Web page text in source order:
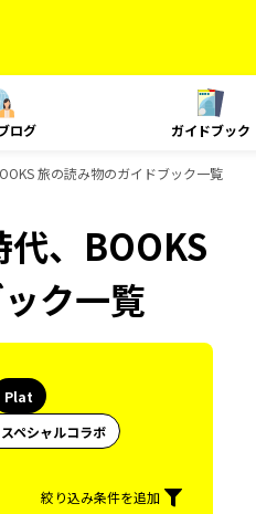
ログ ガイドブック
旅の読み物のガイドブック一覧
、BOOKS
ク一覧
Plat
ペシャルコラボ
絞り込み条件を追加